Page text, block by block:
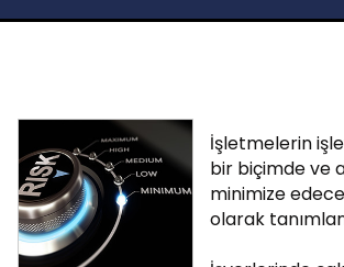
İşletmelerin
bir biçimde ve
minimize
olarak